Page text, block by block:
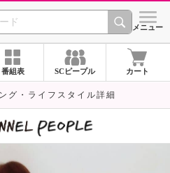
CHANNEL シメニュー
番組表 SCピープル カート
グ・ライフスタイル詳細